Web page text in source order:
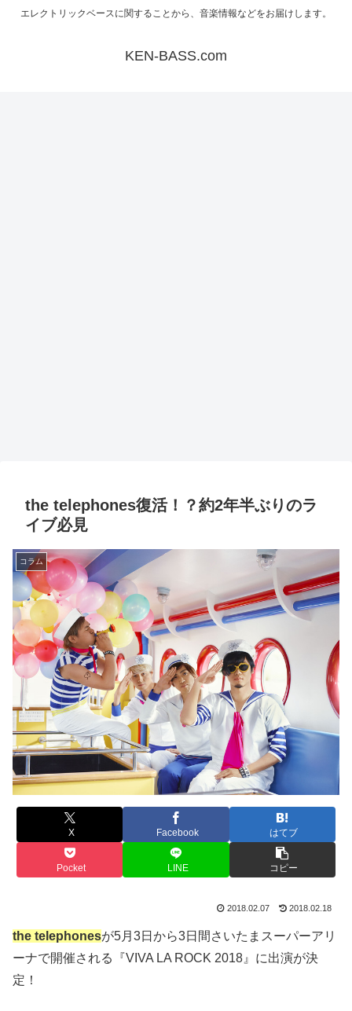
エレクトリックベースに関することから、音楽情報などをお届けします。
KEN-BASS.com
the telephones復活！？約2年半ぶりのラ
イブ必見
コラム
X Facebook はてブ
Pocket LINE コピー
2018.02.07 2018.02.18
the telephonesが5月3日から3日間さいたまスーパーアリ
ーナで開催される『VIVA LA ROCK 2018』に出演が決
定！